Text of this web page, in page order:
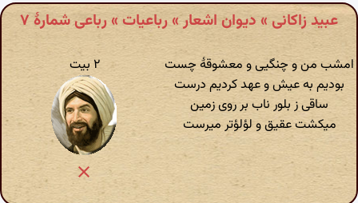
عبید زاکانی » دیوان اشعار » رباعیات » رباعی شمارهٔ ۷
امشب من و چنگیی و معشوقهٔ چست
بودیم به عیش و عهد کردیم درست
ساقی ز بلور ناب بر روی زمین
میکشت عقیق و لؤلؤتر میرست
۲ بیت